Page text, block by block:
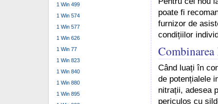
poate fi
furnizor de
condițiilor
Când luați în
de potențialele
nitrații, adesea
periculos cu
1 Win 499
1 Win 574
1 Win 577
1 Win 626
1 Win 77
1 Win 823
1 Win 840
1 Win 880
1 Win 895